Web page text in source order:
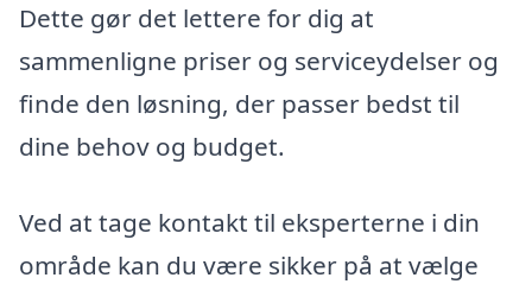
Dette gør det lettere for dig at
sammenligne priser og serviceydelser og
finde den løsning, der passer bedst til
dine behov og budget.
Ved at tage kontakt til eksperterne i din
område kan du være sikker på at vælge